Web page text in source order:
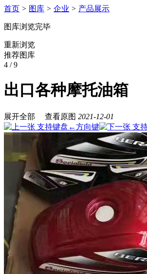
首页 > 图库 > 企业 > 产品展示
图库浏览完毕
重新浏览
推荐图库
4 / 9
出口各种摩托油箱
展开全部 查看原图 2021-12-01